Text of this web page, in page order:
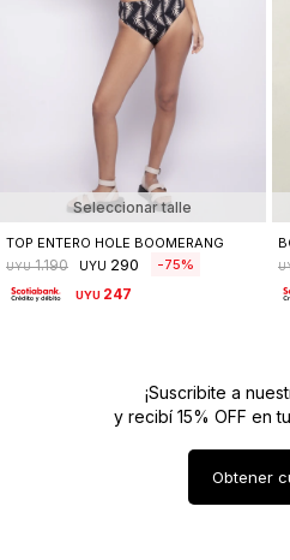
Seleccionar talle
TOP ENTERO HOLE BOOMERANG
UYU 1.190 UYU 290 75
UYU 247
¡Suscribite a
y recibí 15% OFF en
Obtener